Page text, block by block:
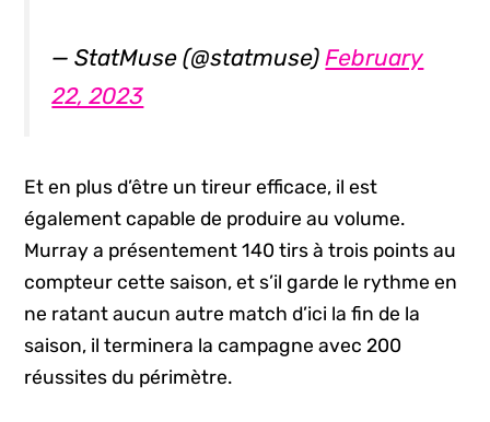
— StatMuse (@statmuse)February
22, 2023
Et en plus d’être un tireur efficace, il est
également capable de produire au volume.
Murray a présentement 140 tirs à trois points au
compteur cette saison, et s’il garde le rythme en
ne ratant aucun autre match d’ici la fin de la
saison, il terminera la campagne avec 200
réussites du périmètre.